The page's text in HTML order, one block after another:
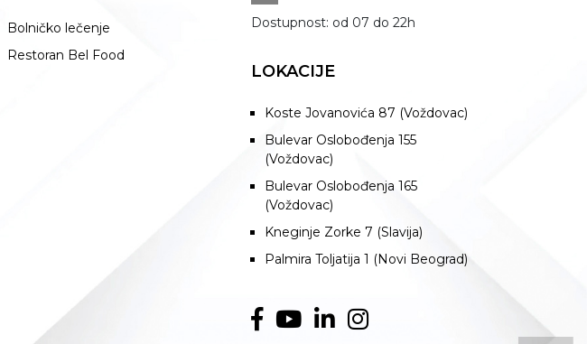
Bolničko lečenje
Restoran Bel Food
Dostupnost: od 07 do 22h
LOKACIJE
Koste Jovanovića 87 (Voždovac)
Bulevar Oslobođenja 155
(Voždovac)
Bulevar Oslobođenja 165
(Voždovac)
Kneginje Zorke 7 (Slavija)
Palmira Toljatija 1 (Novi Beograd)